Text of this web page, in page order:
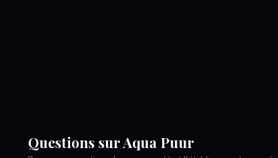
Questions surAqua Puur